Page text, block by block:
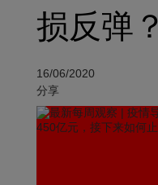
损反弹？
16/06/2020
分享